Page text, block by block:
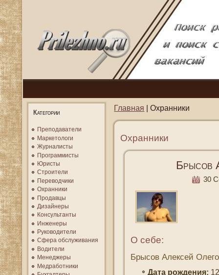
Категории
Преподаватели
Маркетологи
Журналисты
Программисты
Юристы
Строители
Переводчики
Охранники
Продавцы
Дизайнеры
Консультанты
Инженеры
Руководители
Сфера обслуживания
Водители
Менеджеры
Медработники
Главная | Охранники
Охранники
Брысов
30
О себе:
Брысов Алексей
Дата рождения: